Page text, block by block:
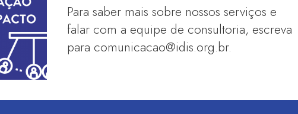
Para saber mais sobre nossos serviços e
falar com a equipe de consultoria, escreva
para comunicacao@idis.org.br.